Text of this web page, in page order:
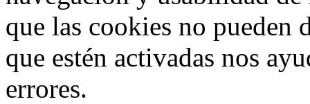
que las cookies no pueden
que estén activadas nos
errores.